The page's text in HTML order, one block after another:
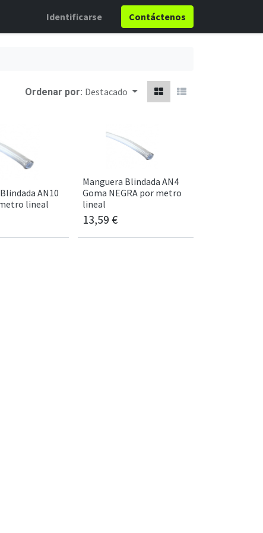
Identificarse Contáctenos
Ordenar por: Destacado
AN10
lineal
Manguera Blindada AN4
Goma NEGRA por metro
lineal
13,59 €